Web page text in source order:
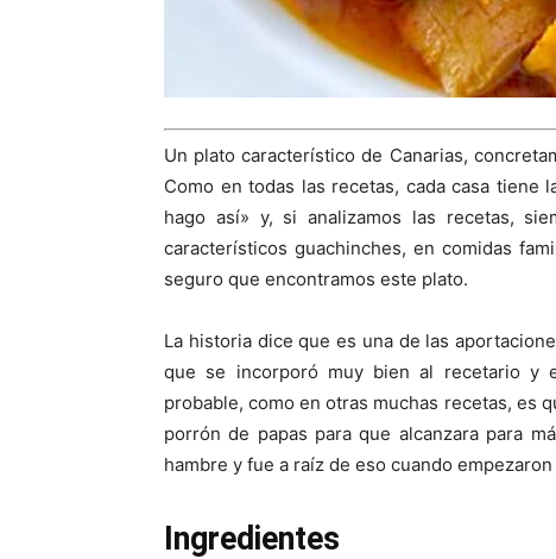
Un plato característico de Canarias,
Como en todas las recetas, cada casa
hago así» y, si analizamos las recetas,
característicos guachinches, en comidas
seguro que encontramos este plato.
La historia dice que es una de las
que se incorporó muy bien al recetario y
probable, como en otras muchas recetas, es
porrón de papas para que alcanzara para
hambre y fue a raíz de eso cuando
Ingredientes